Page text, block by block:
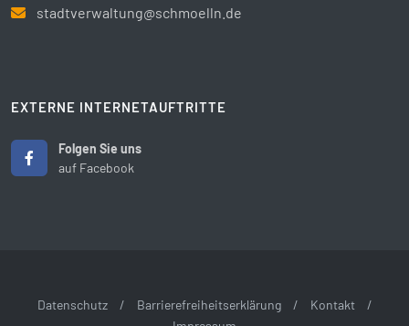
stadtverwaltung@schmoelln.de
EXTERNE INTERNETAUFTRITTE
Folgen Sie uns
auf Facebook
Datenschutz / Barrierefreiheitserklärung / Kontakt
/